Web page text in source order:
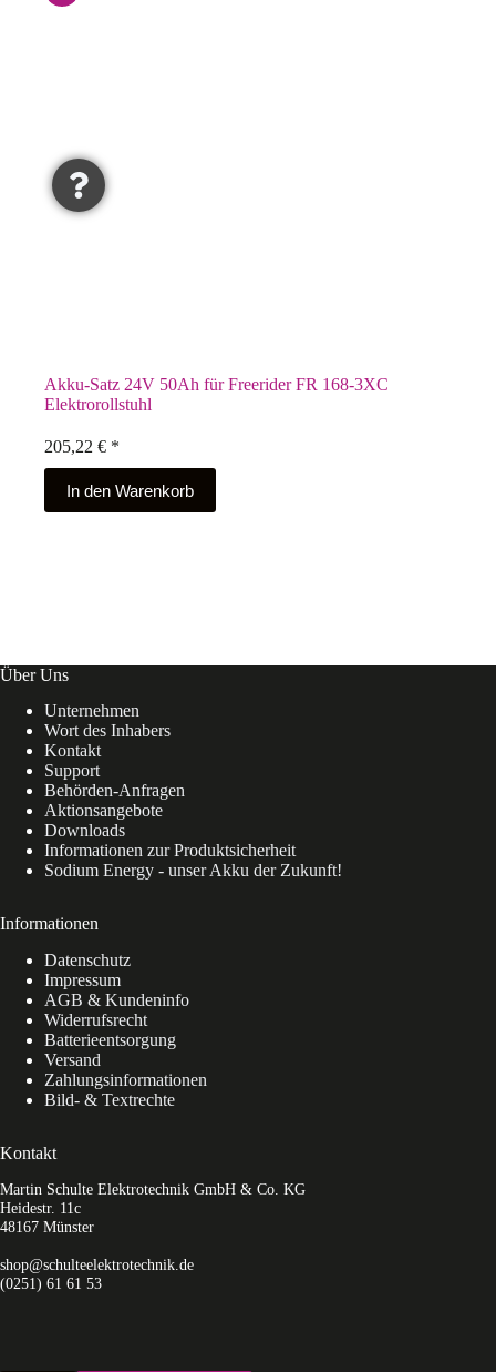
Akku-Satz 24V 50Ah für Freerider FR 168-3XC
Elektrorollstuhl
205,22 € *
In den Warenkorb
Über Uns
Unternehmen
Wort des Inhabers
Kontakt
Support
Behörden-Anfragen
Aktionsangebote
Downloads
Informationen zur Produktsicherheit
Sodium Energy - unser Akku der Zukunft!
Informationen
Datenschutz
Impressum
AGB & Kundeninfo
Widerrufsrecht
Batterieentsorgung
Versand
Zahlungsinformationen
Bild- & Textrechte
Kontakt
Martin Schulte Elektrotechnik GmbH & Co. KG
Heidestr. 11c
48167 Münster
shop@schulteelektrotechnik.de
(0251) 61 61 53